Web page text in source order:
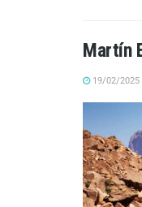
Martín
19/02/2025